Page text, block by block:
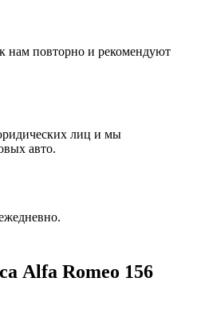
нам повторно и рекомендуют
лиц и мы
авто.
Alfa Romeo 156